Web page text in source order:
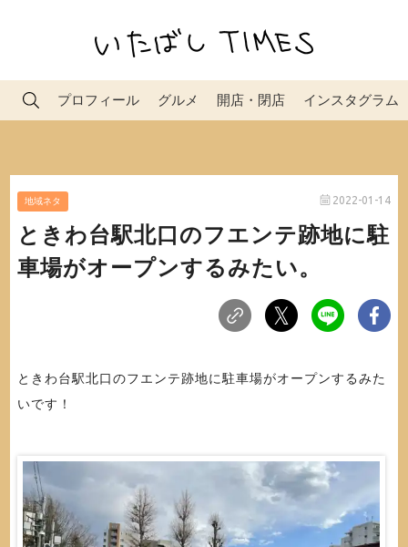
プロフィール グルメ 開店・閉店 インスタグラム
地域ネタ 2022-01-14
ときわ台駅北口のフエンテ跡地に駐
車場がオープンするみたい。
ときわ台駅北口のフエンテ跡地に駐車場がオープンするみた
いです！